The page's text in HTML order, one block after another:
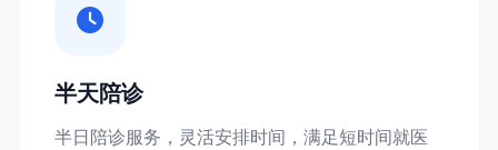
半天陪诊
半日陪诊服务，灵活安排时间，满足短时间就医